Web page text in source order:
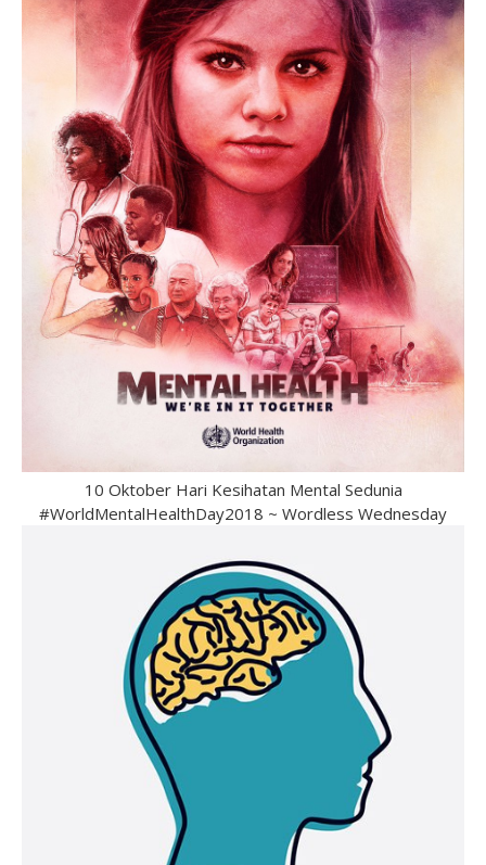
10 Oktober Hari Kesihatan Mental Sedunia
#WorldMentalHealthDay2018 ~ Wordless Wednesday